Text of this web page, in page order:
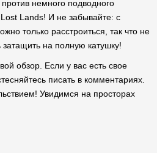
немного подводного
Lands! И не забывайте: с
только расстроиться, так что не
на полную катушку!
обзор. Если у вас есть свое
писать в комментариях.
Увидимся на просторах